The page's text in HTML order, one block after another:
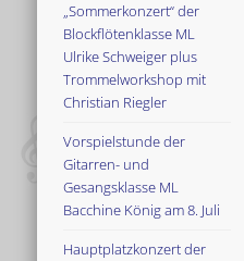
„Sommerkonzert“ der
Blockflötenklasse ML
Ulrike Schweiger plus
Trommelworkshop mit
Christian Riegler
Vorspielstunde der
Gitarren- und
Gesangsklasse ML
Bacchine König am 8. Juli
Hauptplatzkonzert der